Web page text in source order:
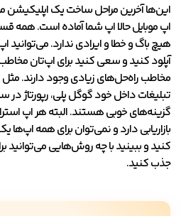
این‌ها آخرین مراحل ساخت یک اپلیکیشن
اپ موبایل حالا اپ شما آماده است. همه
هیچ باگ و خطا و ایرادی ندارد. می‌توانید
آپلود کنید و سعی کنید برای اپ‌تان
مخاطب راه‌حل‌های زیادی وجود دارند. مثل
تبلیغات داخل خود گوگل پلی، رپورتاژ در
گزینه‌های خوبی هستند. البته هر اپ
بازاریابی دارد و نمی‌توان برای همه
کنید و ببینید با چه روش‌هایی می‌توانید
جذب کنید.